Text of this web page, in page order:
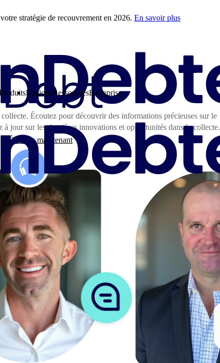
stratégie de recouvrement en 2026. En savoir plus
RégionsRessourcesEntreprise
Écoutez pour découvrir des informations précieuses sur le
à jour sur les dernières innovations et opportunités dans la collecte.
Écoutez maintenant